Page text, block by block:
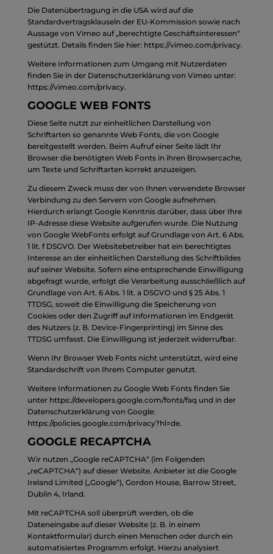
Die Datenübertragung in die USA wird auf die
Standardvertragsklauseln der EU-Kommission sowie nach
Aussage von Vimeo auf „berechtigte Geschäftsinteressen“
gestützt. Details finden Sie hier: https://vimeo.com/privacy.
Weitere Informationen zum Umgang mit Nutzerdaten
finden Sie in der Datenschutzerklärung von Vimeo unter:
https://vimeo.com/privacy.
GOOGLE WEB FONTS
Diese Seite nutzt zur einheitlichen Darstellung von
Schriftarten so genannte Web Fonts, die von Google
bereitgestellt werden. Beim Aufruf einer Seite lädt Ihr
Browser die benötigten Web Fonts in ihren Browsercache,
um Texte und Schriftarten korrekt anzuzeigen.
Zu diesem Zweck muss der von Ihnen verwendete Browser
Verbindung zu den Servern von Google aufnehmen.
Hierdurch erlangt Google Kenntnis darüber, dass über Ihre
IP-Adresse diese Website aufgerufen wurde. Die Nutzung
von Google WebFonts erfolgt auf Grundlage von Art. 6 Abs.
1 lit. f DSGVO. Der Websitebetreiber hat ein berechtigtes
Interesse an der einheitlichen Darstellung des Schriftbildes
auf seiner Website. Sofern eine entsprechende Einwilligung
abgefragt wurde, erfolgt die Verarbeitung ausschließlich auf
Grundlage von Art. 6 Abs. 1 lit. a DSGVO und § 25 Abs. 1
TTDSG, soweit die Einwilligung die Speicherung von
Cookies oder den Zugriff auf Informationen im Endgerät
des Nutzers (z. B. Device-Fingerprinting) im Sinne des
TTDSG umfasst. Die Einwilligung ist jederzeit widerrufbar.
Wenn Ihr Browser Web Fonts nicht unterstützt, wird eine
Standardschrift von Ihrem Computer genutzt.
Weitere Informationen zu Google Web Fonts finden Sie
unter https://developers.google.com/fonts/faq und in der
Datenschutzerklärung von Google:
https://policies.google.com/privacy?hl=de.
GOOGLE RECAPTCHA
Wir nutzen „Google reCAPTCHA“ (im Folgenden
„reCAPTCHA“) auf dieser Website. Anbieter ist die Google
Ireland Limited („Google“), Gordon House, Barrow Street,
Dublin 4, Irland.
Mit reCAPTCHA soll überprüft werden, ob die
Dateneingabe auf dieser Website (z. B. in einem
Kontaktformular) durch einen Menschen oder durch ein
automatisiertes Programm erfolgt. Hierzu analysiert